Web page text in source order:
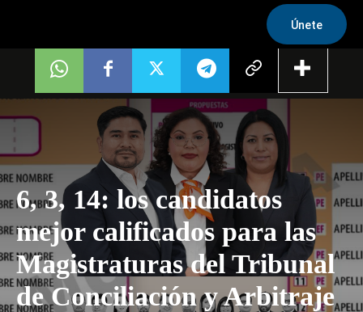
Únete
6, 3, 14: los candidatos
mejor calificados para las
Magistraturas del Tribunal
de Conciliación y Arbitraje